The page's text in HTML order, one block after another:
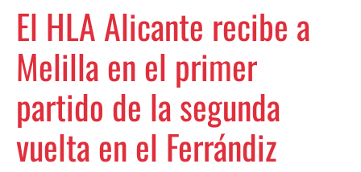
El HLA Alicante recibe a
Melilla en el primer
partido de la segunda
vuelta en el Ferrándiz